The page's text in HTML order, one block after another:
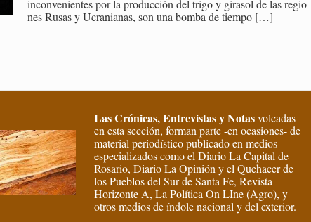
in­con­ve­nien­tes por la pro­duc­ción del trigo y gi­ra­sol de las re­gio­
nes Rusas y Ucra­nia­nas, son una bomba de tiem­po[…]
Las Crónicas, Entrevistas y Notasvolcadas
en esta sección, forman parte -en ocasiones- de
material periodístico publicado en medios
especializados como el Diario La Capital de
Rosario, Diario La Opinión y el Quehacer de
los Pueblos del Sur de Santa Fe, Revista
Horizonte A, La Política On LIne (Agro), y
otros medios de índole nacional y del exterior.